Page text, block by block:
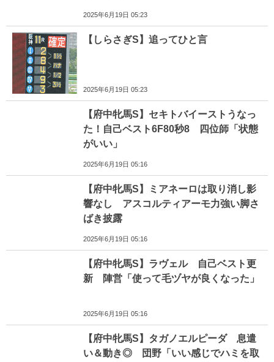
2025年6月19日 05:23
【しらさぎS】追ってひと言
2025年6月19日 05:23
【府中牝馬S】セキトバイーストうなっ
た！自己ベスト6F80秒8 四位師「状態
がいい」
2025年6月19日 05:16
【府中牝馬S】ミアネーロは取り消し影
響なし アスコルティアーモ力強い脚さ
ばき披露
2025年6月19日 05:16
【府中牝馬S】ラヴェル 自己ベスト更
新 陣営「使って毛ヅヤが良くなった」
2025年6月19日 05:16
【府中牝馬S】タガノエルピーダ 息遣
い＆動き◎ 団野「いい感じでハミを取